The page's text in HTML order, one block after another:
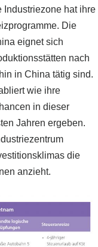
Industriezone hat ihre
Die
eignet sich
nach
in China tätig sind.
wie ihre
in dieser
Jahren ergeben.
die
anzieht.